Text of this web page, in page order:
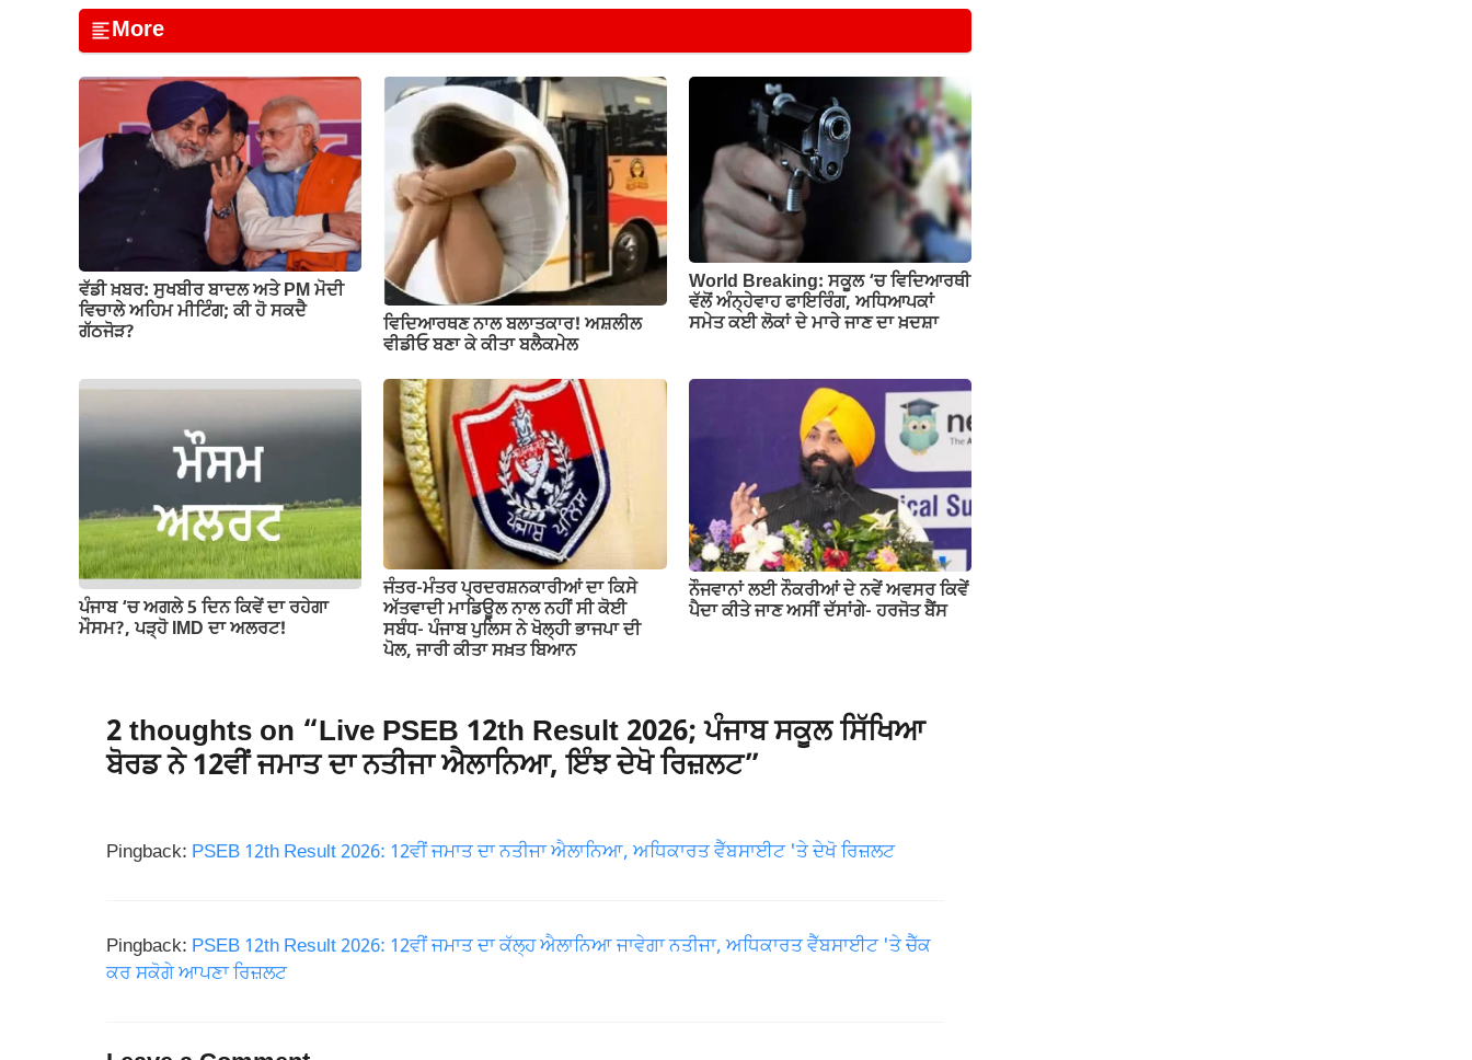
c
e
b
o
o
at
s
A
p
p
gr
a
m
y
Li
n
k
e
More
ਵੱਡੀ ਖ਼ਬਰ: ਸੁਖਬੀਰ ਬਾਦਲ ਅਤੇ PM ਮੋਦੀ
ਵਿਚਾਲੇ ਅਹਿਮ ਮੀਟਿੰਗ; ਕੀ ਹੋ ਸਕਦੈ
ਗੱਠਜੋੜ?
ਵਿਦਿਆਰਥਣ ਨਾਲ ਬਲਾਤਕਾਰ! ਅਸ਼ਲੀਲ
ਵੀਡੀਓ ਬਣਾ ਕੇ ਕੀਤਾ ਬਲੈਕਮੇਲ
World Breaking: ਸਕੂਲ ‘ਚ ਵਿਦਿਆਰਥੀ
ਵੱਲੋਂ ਅੰਨ੍ਹੇਵਾਹ ਫਾਇਰਿੰਗ, ਅਧਿਆਪਕਾਂ
ਸਮੇਤ ਕਈ ਲੋਕਾਂ ਦੇ ਮਾਰੇ ਜਾਣ ਦਾ ਖ਼ਦਸ਼ਾ
ਪੰਜਾਬ ‘ਚ ਅਗਲੇ 5 ਦਿਨ ਕਿਵੇਂ ਦਾ ਰਹੇਗਾ
ਮੌਸਮ?, ਪੜ੍ਹੋ IMD ਦਾ ਅਲਰਟ!
ਜੰਤਰ-ਮੰਤਰ ਪ੍ਰਦਰਸ਼ਨਕਾਰੀਆਂ ਦਾ ਕਿਸੇ
ਅੱਤਵਾਦੀ ਮਾਡਿਊਲ ਨਾਲ ਨਹੀਂ ਸੀ ਕੋਈ
ਸਬੰਧ- ਪੰਜਾਬ ਪੁਲਿਸ ਨੇ ਖੋਲ੍ਹੀ ਭਾਜਪਾ ਦੀ
ਪੋਲ, ਜਾਰੀ ਕੀਤਾ ਸਖ਼ਤ ਬਿਆਨ
ਨੌਜਵਾਨਾਂ ਲਈ ਨੌਕਰੀਆਂ ਦੇ ਨਵੇਂ ਅਵਸਰ ਕਿਵੇਂ
ਪੈਦਾ ਕੀਤੇ ਜਾਣ ਅਸੀਂ ਦੱਸਾਂਗੇ- ਹਰਜੋਤ ਬੈਂਸ
2 thoughts on “Live PSEB 12th Result 2026; ਪੰਜਾਬ ਸਕੂਲ ਸਿੱਖਿਆ
ਬੋਰਡ ਨੇ 12ਵੀਂ ਜਮਾਤ ਦਾ ਨਤੀਜਾ ਐਲਾਨਿਆ, ਇੰਝ ਦੇਖੋ ਰਿਜ਼ਲਟ”
Pingback: PSEB 12th Result 2026: 12ਵੀਂ ਜਮਾਤ ਦਾ ਨਤੀਜਾ ਐਲਾਨਿਆ, ਅਧਿਕਾਰਤ ਵੈੱਬਸਾਈਟ 'ਤੇ ਦੇਖੋ ਰਿਜ਼ਲਟ
Pingback: PSEB 12th Result 2026: 12ਵੀਂ ਜਮਾਤ ਦਾ ਕੱਲ੍ਹ ਐਲਾਨਿਆ ਜਾਵੇਗਾ ਨਤੀਜਾ, ਅਧਿਕਾਰਤ ਵੈੱਬਸਾਈਟ 'ਤੇ ਚੈੱਕ
ਕਰ ਸਕੋਗੇ ਆਪਣਾ ਰਿਜ਼ਲਟ